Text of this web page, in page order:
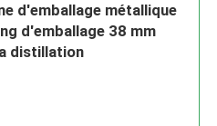
d'emballage métallique
d'emballage 38 mm
distillation